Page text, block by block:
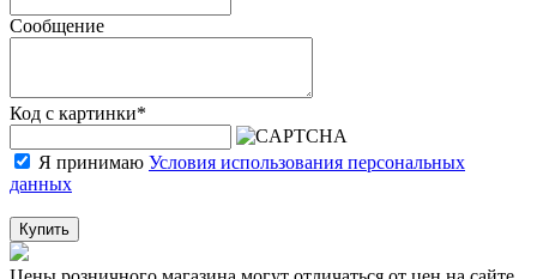
Сообщение
Код с картинки*
Я принимаю Условия использования персональных
данных
Купить